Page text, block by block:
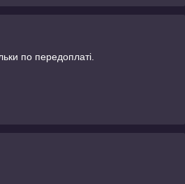
по передоплаті.